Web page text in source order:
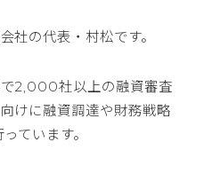
社の代表・村松です。
2,000社以上の融資審査
けに融資調達や財務戦略
ています。